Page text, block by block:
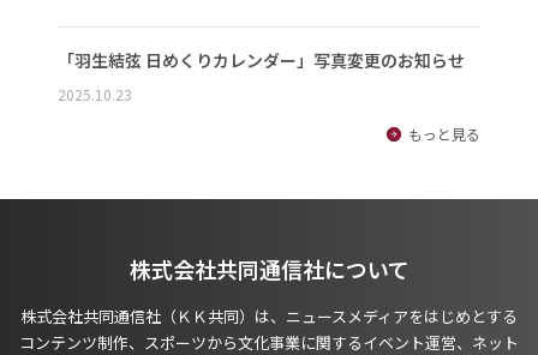
「羽生結弦 日めくりカレンダー」写真変更のお知らせ
2025.10.23
もっと見る
株式会社共同通信社について
株式会社共同通信社（ＫＫ共同）は、ニュースメディアをはじめとする
コンテンツ制作、スポーツから文化事業に関するイベント運営、ネット